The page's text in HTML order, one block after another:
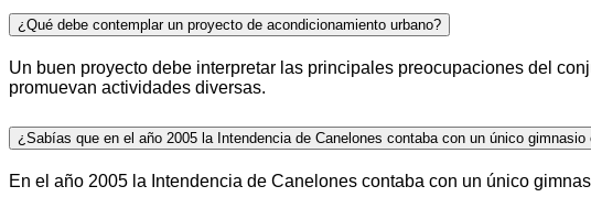
¿Qué debe contemplar un proyecto de acondicionamiento urbano?
Un buen proyecto debe interpretar las principales preocupaciones del
promuevan actividades diversas.
¿Sabías que en el año 2005 la Intendencia de Canelones contaba con un único gimnasio
En el año 2005 la Intendencia de Canelones contaba con un único